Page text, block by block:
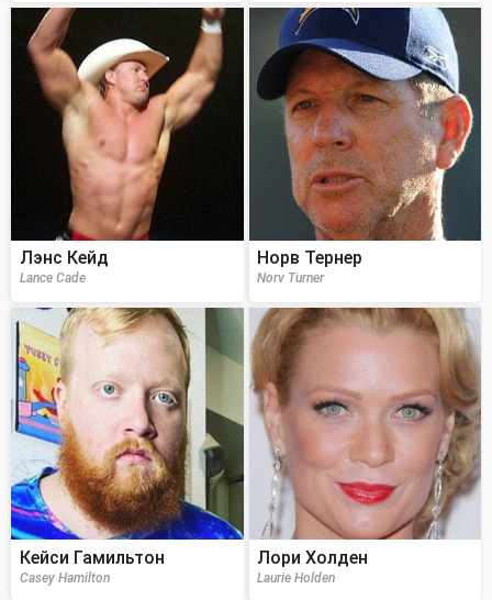
Лэнс Кейд
Lance Cade
Норв Тернер
Norv Turner
Кейси Гамильтон
Casey Hamilton
Лори Холден
Laurie Holden